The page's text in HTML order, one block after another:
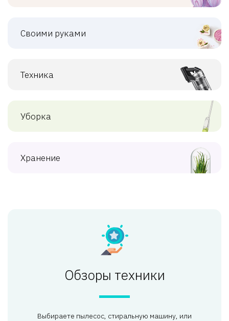
Своими руками
Техника
Уборка
Хранение
Обзоры техники
Выбираете пылесос, стиральную машину, или